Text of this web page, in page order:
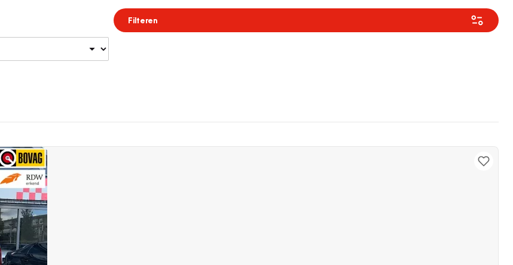
Filteren